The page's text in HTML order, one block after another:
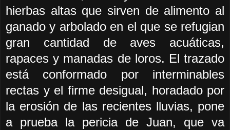
hierbas altas que sirven de alimento al
ganado y arbolado en el que se refugian
gran cantidad de aves acuáticas,
rapaces y manadas de loros. El trazado
está conformado por interminables
rectas y el firme desigual, horadado por
la erosión de las recientes lluvias, pone
a prueba la pericia de Juan, que va